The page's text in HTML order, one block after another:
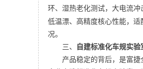
环、湿热老化测试，大电流
低温漂、高精度核心性能，
况。
三、
自建标准化车规实验
产品稳定的背后，是富捷